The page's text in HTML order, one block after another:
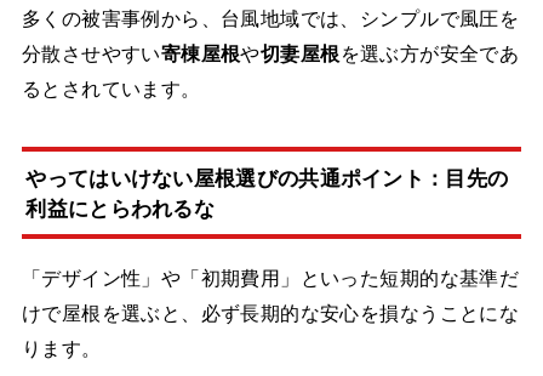
多くの被害事例から、台風地域では、シンプルで風圧を
分散させやすい寄棟屋根や切妻屋根を選ぶ方が安全であ
るとされています。
やってはいけない屋根選びの共通ポイント：目先の
利益にとらわれるな
「デザイン性」や「初期費用」といった短期的な基準だ
けで屋根を選ぶと、必ず長期的な安心を損なうことにな
ります。